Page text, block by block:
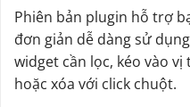
Phiên bản plugin hỗ trợ
đơn giản dễ dàng sử
widget cần lọc, kéo vào
hoặc xóa với click chuột.